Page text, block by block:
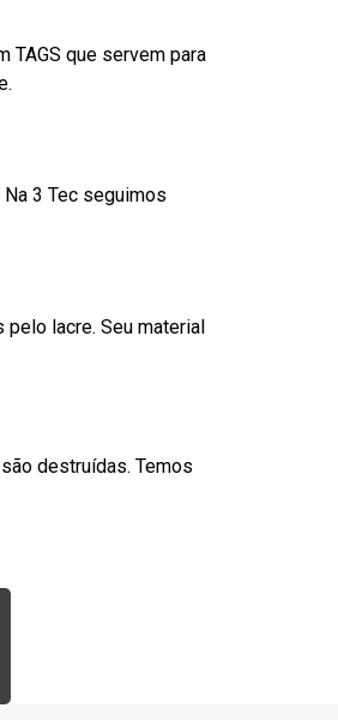
TAGS que servem para
3 Tec seguimos
lacre. Seu material
destruídas. Temos